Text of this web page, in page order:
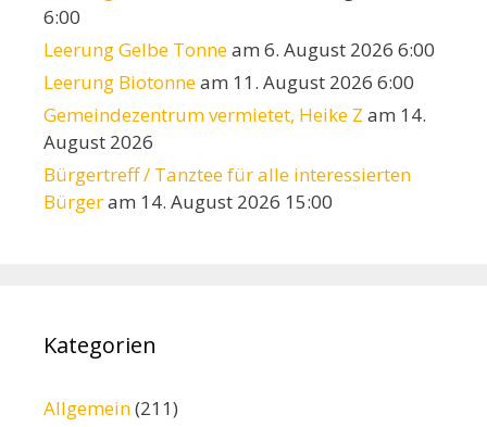
6:00
Leerung Gelbe Tonneam 6. August 2026 6:00
Leerung Biotonneam 11. August 2026 6:00
Gemeindezentrum vermietet, Heike Z am 14.
August 2026
Bürgertreff / Tanztee für alle interessierten
Bürgeram 14. August 2026 15:00
Kategorien
Allgemein(211)